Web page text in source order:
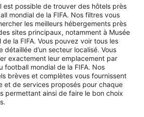
est possible de trouver des hôtels près
mondial de la FIFA. Nos filtres vous
les meilleurs hébergements près
sites principaux, notamment à Musée
la FIFA. Vous pouvez voir tous les
détaillée d’un secteur localisé. Vous
exactement leur emplacement par
football mondial de la FIFA. Nos
brèves et complètes vous fournissent
et de services proposés pour chaque
permettant ainsi de faire le bon choix